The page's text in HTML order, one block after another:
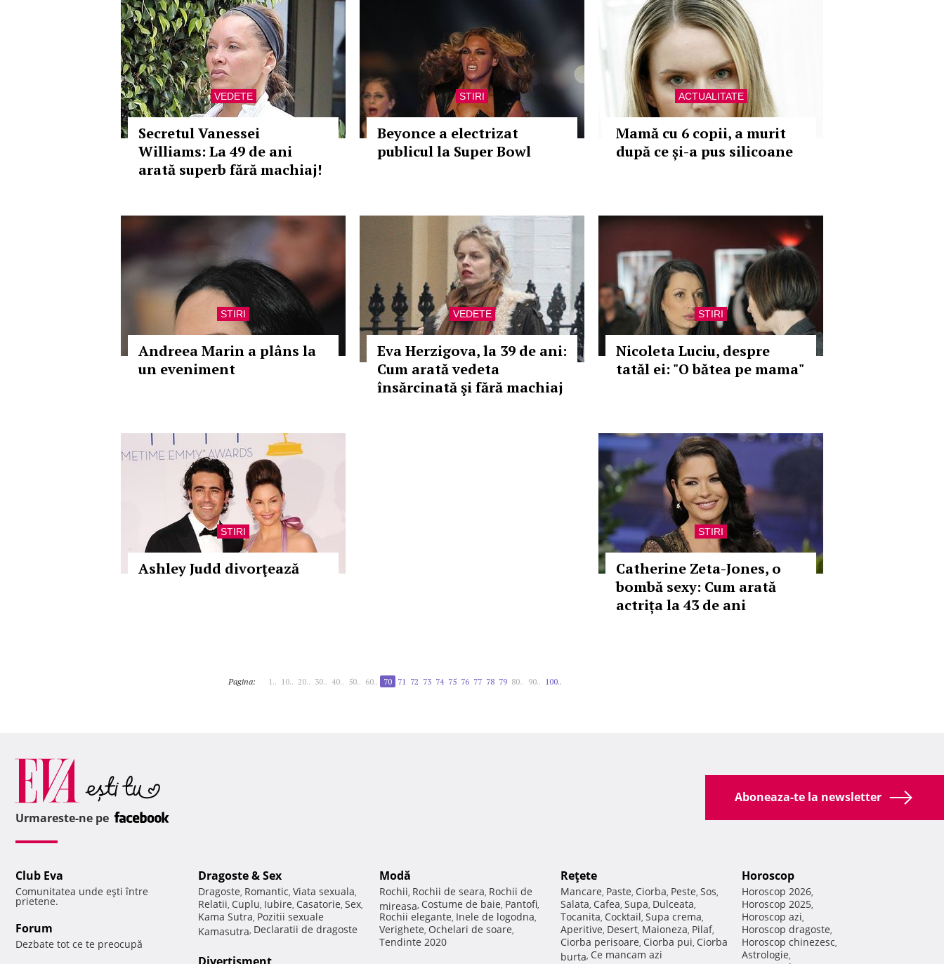
VEDETE
Secretul Vanessei
Williams: La 49 de ani
arată superb fără machiaj!
STIRI
Beyonce a electrizat
publicul la Super Bowl
ACTUALITATE
Mamă cu 6 copii, a murit
după ce și-a pus silicoane
STIRI
Andreea Marin a plâns la
un eveniment
VEDETE
Eva Herzigova, la 39 de ani:
Cum arată vedeta
însărcinată şi fără machiaj
STIRI
Nicoleta Luciu, despre
tatăl ei: "O bătea pe mama"
STIRI
Ashley Judd divorţează
STIRI
Catherine Zeta-Jones, o
bombă sexy: Cum arată
actrița la 43 de ani
Pagina: 1.. 10.. 20.. 30.. 40.. 50.. 60.. 70 71 72 73 74 75 76 77 78 79 80.. 90.. 100..
Aboneaza-te la newsletter
Urmareste-ne pe
Club Eva
Comunitatea unde eşti între
prietene.
Forum
Dezbate tot ce te preocupă
Dragoste & Sex
Dragoste, Romantic, Viata sexuala,
Relatii, Cuplu, Iubire, Casatorie, Sex,
Kama Sutra, Pozitii sexuale
Kamasutra, Declaratii de dragoste
Modă
Rochii, Rochii de seara, Rochii de
mireasa, Costume de baie, Pantofi,
Rochii elegante, Inele de logodna,
Verighete, Ochelari de soare,
Tendinte 2020
Reţete
Mancare, Paste, Ciorba, Peste, Sos,
Salata, Cafea, Supa, Dulceata,
Tocanita, Cocktail, Supa crema,
Aperitive, Desert, Maioneza, Pilaf,
Ciorba perisoare, Ciorba pui, Ciorba
burta, Ce mancam azi
Horoscop
Horoscop 2026,
Horoscop 2025,
Horoscop azi,
Horoscop dragoste,
Horoscop chinezesc,
Astrologie,